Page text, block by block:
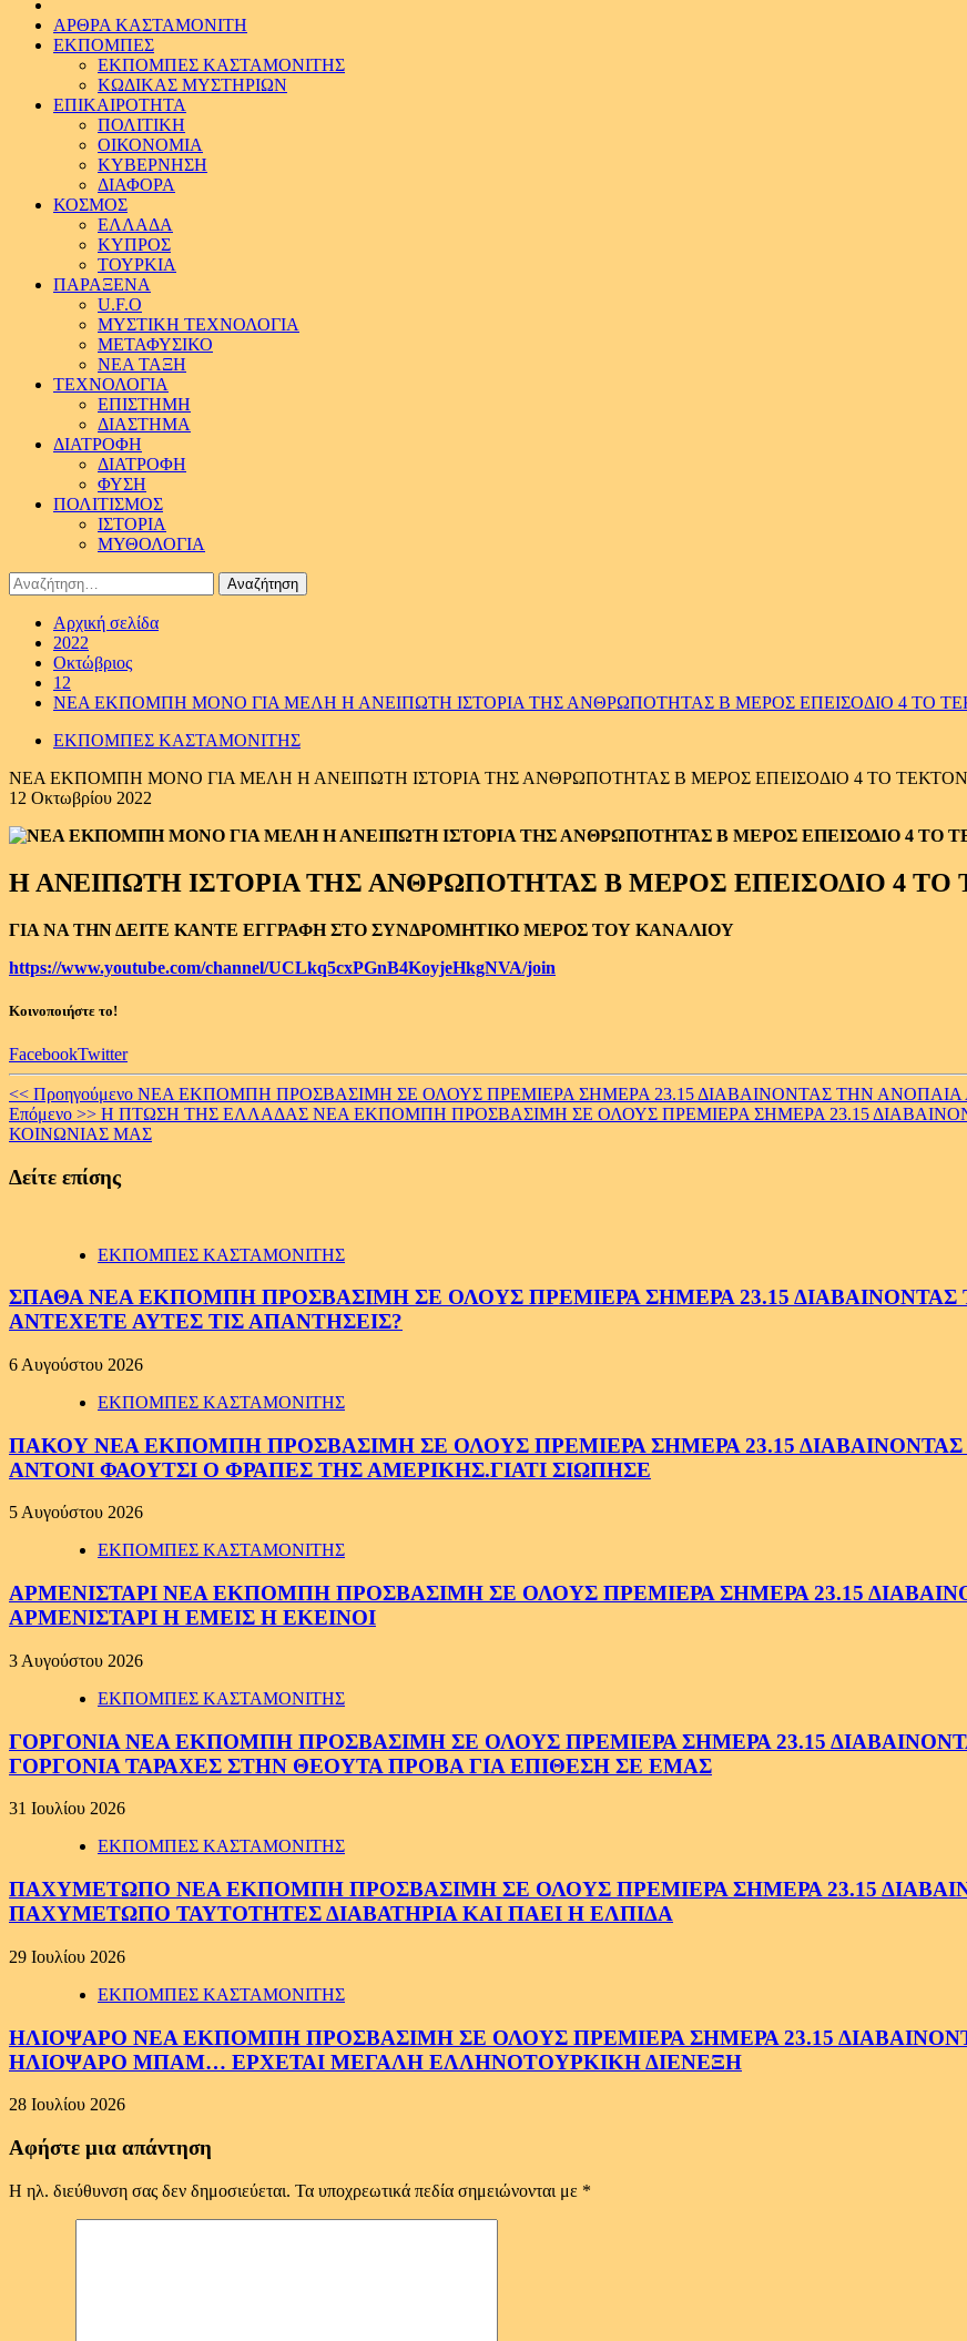
ΑΡΘΡΑ ΚΑΣΤΑΜΟΝΙΤΗ
ΕΚΠΟΜΠΕΣ
ΕΚΠΟΜΠΕΣ ΚΑΣΤΑΜΟΝΙΤΗΣ
ΚΩΔΙΚΑΣ ΜΥΣΤΗΡΙΩΝ
ΕΠΙΚΑΙΡΟΤΗΤΑ
ΠΟΛΙΤΙΚΗ
ΟΙΚΟΝΟΜΙΑ
ΚΥΒΕΡΝΗΣΗ
ΔΙΑΦΟΡΑ
ΚΟΣΜΟΣ
ΕΛΛΑΔΑ
ΚΥΠΡΟΣ
ΤΟΥΡΚΙΑ
ΠΑΡΑΞΕΝΑ
U.F.O
ΜΥΣΤΙΚΗ ΤΕΧΝΟΛΟΓΙΑ
ΜΕΤΑΦΥΣΙΚΟ
ΝΕΑ ΤΑΞΗ
ΤΕΧΝΟΛΟΓΙΑ
ΕΠΙΣΤΗΜΗ
ΔΙΑΣΤΗΜΑ
ΔΙΑΤΡΟΦΗ
ΔΙΑΤΡΟΦΗ
ΦΥΣΗ
ΠΟΛΙΤΙΣΜΟΣ
ΙΣΤΟΡΙΑ
ΜΥΘΟΛΟΓΙΑ
Αναζήτηση
για:
Αρχική σελίδα
2022
Οκτώβριος
12
ΝΕΑ ΕΚΠΟΜΠΗ ΜΟΝΟ ΓΙΑ ΜΕΛΗ Η ΑΝΕΙΠΩΤΗ ΙΣΤΟΡΙΑ ΤΗΣ ΑΝΘΡΩΠΟΤΗΤΑΣ Β ΜΕΡΟΣ ΕΠΕΙΣΟΔΙΟ 4 ΤΟ
ΕΚΠΟΜΠΕΣ ΚΑΣΤΑΜΟΝΙΤΗΣ
ΝΕΑ ΕΚΠΟΜΠΗ ΜΟΝΟ ΓΙΑ ΜΕΛΗ Η ΑΝΕΙΠΩΤΗ ΙΣΤΟΡΙΑ ΤΗΣ ΑΝΘΡΩΠΟΤΗΤΑΣ Β ΜΕΡΟΣ ΕΠΕΙΣΟΔΙΟ 4 ΤΟ
12 Οκτωβρίου 2022
Η ΑΝΕΙΠΩΤΗ ΙΣΤΟΡΙΑ ΤΗΣ ΑΝΘΡΩΠΟΤΗΤΑΣ Β ΜΕΡΟΣ ΕΠΕΙΣΟΔΙΟ 4 ΤΟ
ΓΙΑ ΝΑ ΤΗΝ ΔΕΙΤΕ ΚΑΝΤΕ ΕΓΓΡΑΦΗ ΣΤΟ ΣΥΝΔΡΟΜΗΤΙΚΟ ΜΕΡΟΣ ΤΟΥ ΚΑΝΑΛΙΟΥ
https://www.youtube.com/channel/UCLkq5cxPGnB4KoyjeHkgNVA/join
Κοινοποιήστε το!
FacebookTwitter
Continue
Reading
<< Προηγούμενο ΝΕΑ ΕΚΠΟΜΠΗ ΠΡΟΣΒΑΣΙΜΗ ΣΕ ΟΛΟΥΣ ΠΡΕΜΙΕΡΑ ΣΗΜΕΡΑ 23.15 ΔΙΑΒΑΙΝΟΝΤΑΣ ΤΗΝ ΑΝΟΠΑΙΑ
Επόμενο >> Η ΠΤΩΣΗ ΤΗΣ ΕΛΛΑΔΑΣ ΝΕΑ ΕΚΠΟΜΠΗ ΠΡΟΣΒΑΣΙΜΗ ΣΕ ΟΛΟΥΣ ΠΡΕΜΙΕΡΑ ΣΗΜΕΡΑ 23.15
ΚΟΙΝΩΝΙΑΣ ΜΑΣ
Δείτε επίσης
ΕΚΠΟΜΠΕΣ ΚΑΣΤΑΜΟΝΙΤΗΣ
ΣΠΑΘΑ ΝΕΑ ΕΚΠΟΜΠΗ ΠΡΟΣΒΑΣΙΜΗ ΣΕ ΟΛΟΥΣ ΠΡΕΜΙΕΡΑ ΣΗΜΕΡΑ 23.15 ΔΙΑΒΑΙΝΟΝΤΑΣ
ΑΝΤΕΧΕΤΕ ΑΥΤΕΣ ΤΙΣ ΑΠΑΝΤΗΣΕΙΣ?
6 Αυγούστου 2026
ΕΚΠΟΜΠΕΣ ΚΑΣΤΑΜΟΝΙΤΗΣ
ΠΑΚΟΥ ΝΕΑ ΕΚΠΟΜΠΗ ΠΡΟΣΒΑΣΙΜΗ ΣΕ ΟΛΟΥΣ ΠΡΕΜΙΕΡΑ ΣΗΜΕΡΑ 23.15 ΔΙΑΒΑΙΝΟΝΤΑΣ
ΑΝΤΟΝΙ ΦΑΟΥΤΣΙ Ο ΦΡΑΠΕΣ ΤΗΣ ΑΜΕΡΙΚΗΣ.ΓΙΑΤΙ ΣΙΩΠΗΣΕ
5 Αυγούστου 2026
ΕΚΠΟΜΠΕΣ ΚΑΣΤΑΜΟΝΙΤΗΣ
ΑΡΜΕΝΙΣΤΑΡΙ ΝΕΑ ΕΚΠΟΜΠΗ ΠΡΟΣΒΑΣΙΜΗ ΣΕ ΟΛΟΥΣ ΠΡΕΜΙΕΡΑ ΣΗΜΕΡΑ 23.15
ΑΡΜΕΝΙΣΤΑΡΙ Η ΕΜΕΙΣ Η ΕΚΕΙΝΟΙ
3 Αυγούστου 2026
ΕΚΠΟΜΠΕΣ ΚΑΣΤΑΜΟΝΙΤΗΣ
ΓΟΡΓΟΝΙΑ ΝΕΑ ΕΚΠΟΜΠΗ ΠΡΟΣΒΑΣΙΜΗ ΣΕ ΟΛΟΥΣ ΠΡΕΜΙΕΡΑ ΣΗΜΕΡΑ 23.15
ΓΟΡΓΟΝΙΑ ΤΑΡΑΧΕΣ ΣΤΗΝ ΘΕΟΥΤΑ ΠΡΟΒΑ ΓΙΑ ΕΠΙΘΕΣΗ ΣΕ ΕΜΑΣ
31 Ιουλίου 2026
ΕΚΠΟΜΠΕΣ ΚΑΣΤΑΜΟΝΙΤΗΣ
ΠΑΧΥΜΕΤΩΠΟ ΝΕΑ ΕΚΠΟΜΠΗ ΠΡΟΣΒΑΣΙΜΗ ΣΕ ΟΛΟΥΣ ΠΡΕΜΙΕΡΑ ΣΗΜΕΡΑ 23.15
ΠΑΧΥΜΕΤΩΠΟ ΤΑΥΤΟΤΗΤΕΣ ΔΙΑΒΑΤΗΡΙΑ ΚΑΙ ΠΑΕΙ Η ΕΛΠΙΔΑ
29 Ιουλίου 2026
ΕΚΠΟΜΠΕΣ ΚΑΣΤΑΜΟΝΙΤΗΣ
ΗΛΙΟΨΑΡΟ ΝΕΑ ΕΚΠΟΜΠΗ ΠΡΟΣΒΑΣΙΜΗ ΣΕ ΟΛΟΥΣ ΠΡΕΜΙΕΡΑ ΣΗΜΕΡΑ 23.15
ΗΛΙΟΨΑΡΟ ΜΠΑΜ… ΕΡΧΕΤΑΙ ΜΕΓΑΛΗ ΕΛΛΗΝΟΤΟΥΡΚΙΚΗ ΔΙΕΝΕΞΗ
28 Ιουλίου 2026
Αφήστε μια απάντηση
Η ηλ. διεύθυνση σας δεν δημοσιεύεται. Τα υποχρεωτικά πεδία σημειώνονται με *